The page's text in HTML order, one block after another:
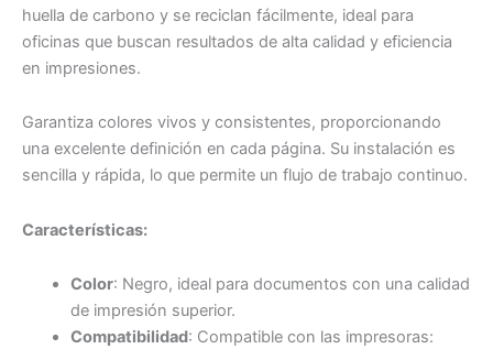
huella de carbono y se reciclan fácilmente, ideal para
oficinas que buscan resultados de alta calidad y eficiencia
en impresiones.
Garantiza colores vivos y consistentes, proporcionando
una excelente definición en cada página. Su instalación es
sencilla y rápida, lo que permite un flujo de trabajo continuo.
Características:
Color: Negro, ideal para documentos con una calidad
de impresión superior.
Compatibilidad: Compatible con las impresoras: